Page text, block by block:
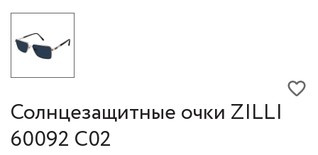
Солнцезащитные очки ZILLI
60092 C02